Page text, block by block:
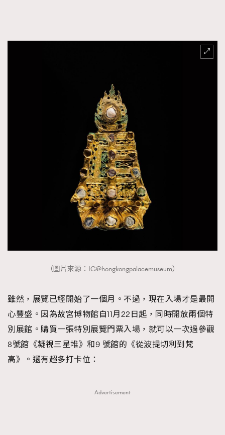
（圖片來源：IG@hongkongpalacemuseum）
雖然，展覽已經開始了一個月。不過，現在入場才是最開
心豐盛。因為故宮博物館自11月22日起，同時開放兩個特
別展館。購買一張特別展覽門票入場，就可以一次過參觀
8號館《凝視三星堆》和9 號館的《從波提切利到梵
高》。還有超多打卡位：
Advertisement